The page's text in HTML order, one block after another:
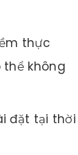
thực
thể không
đặt tại thời